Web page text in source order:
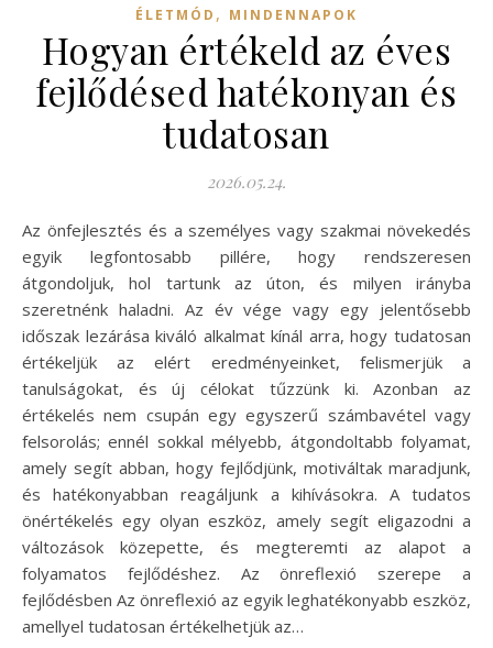
ÉLETMÓD , MINDENNAPOK
Hogyan értékeld az éves
fejlődésed hatékonyan és
tudatosan
2026.05.24.
Az önfejlesztés és a személyes vagy szakmai növekedés
egyik legfontosabb pillére, hogy rendszeresen
átgondoljuk, hol tartunk az úton, és milyen irányba
szeretnénk haladni. Az év vége vagy egy jelentősebb
időszak lezárása kiváló alkalmat kínál arra, hogy tudatosan
értékeljük az elért eredményeinket, felismerjük a
tanulságokat, és új célokat tűzzünk ki. Azonban az
értékelés nem csupán egy egyszerű számbavétel vagy
felsorolás; ennél sokkal mélyebb, átgondoltabb folyamat,
amely segít abban, hogy fejlődjünk, motiváltak maradjunk,
és hatékonyabban reagáljunk a kihívásokra. A tudatos
önértékelés egy olyan eszköz, amely segít eligazodni a
változások közepette, és megteremti az alapot a
folyamatos fejlődéshez. Az önreflexió szerepe a
fejlődésben Az önreflexió az egyik leghatékonyabb eszköz,
amellyel tudatosan értékelhetjük az…